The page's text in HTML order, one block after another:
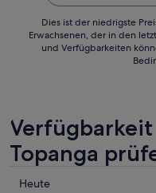
Dies ist der niedrigste
Erwachsenen, der in den
und Verfügbarkeiten
Topanga
Prüfe
Heute